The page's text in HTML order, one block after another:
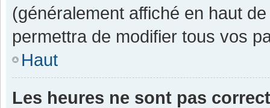
(généralement affiché en haut
permettra de modifier tous vos
Haut
Les heures ne sont pas